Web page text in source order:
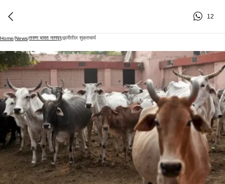
12
Home/News/तरुण भारत नागपूर/झारीतील शुक्राचार्य